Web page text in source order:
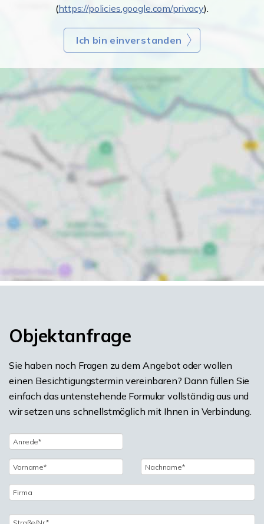
(https://policies.google.com/privacy).
Ich bin einverstanden
Objektanfrage
Sie haben noch Fragen zu dem Angebot oder wollen
einen Besichtigungstermin vereinbaren? Dann füllen Sie
einfach das untenstehende Formular vollständig aus und
wir setzen uns schnellstmöglich mit Ihnen in Verbindung.